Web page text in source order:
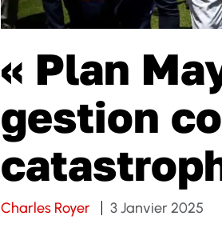
« Plan
gestion
Charles Royer 3 Janvier 2025